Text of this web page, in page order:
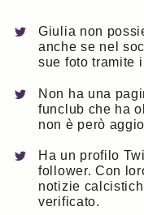
Giulia non
anche se nel
sue foto tramite
Non ha una
funclub che ha
non è però
Ha un profilo
follower. Con
notizie
verificato.